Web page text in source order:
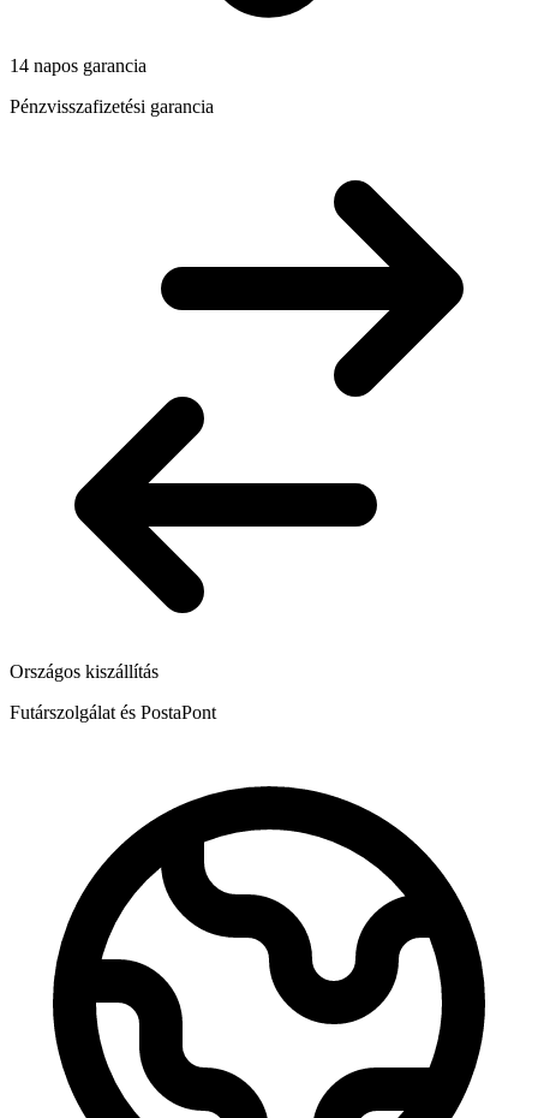
14 napos garancia
Pénzvisszafizetési garancia
Országos kiszállítás
Futárszolgálat és PostaPont